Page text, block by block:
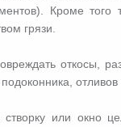
Кроме того
грязи.
откосы,
створку или окно